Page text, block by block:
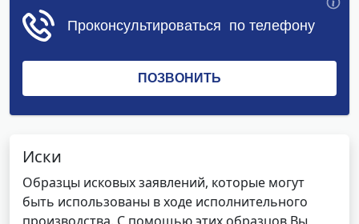
Иски
Образцы исковых заявлений, которые могут
быть использованы в ходе исполнительного